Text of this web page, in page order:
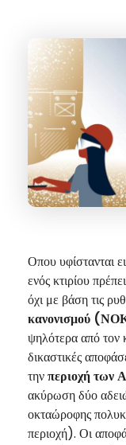
Οπου υφίστανται
ενός κτιρίου
όχι με βάση τις
κανονισμού
ψηλότερα από τον
δικαστικές
τηνπεριοχή των
ακύρωση δύο
οκταώροφης
περιοχή). Οι